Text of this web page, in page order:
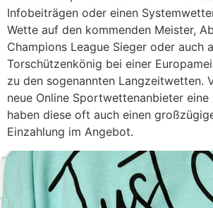
Infobeiträgen oder einen
Wette auf den kommenden Meister,
Champions League Sieger oder auch
Torschützenkönig bei einer
zu den sogenannten Langzeitwetten.
neue Online Sportwettenanbieter eine
haben diese oft auch einen
Einzahlung im Angebot.